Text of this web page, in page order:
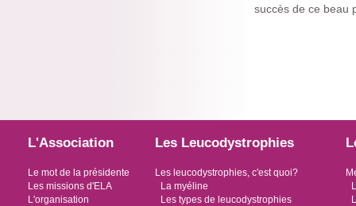
succès de ce beau
L'Association
Le mot de la présidente
Les missions d'ELA
L'organisation
Les Leucodystrophies
Les leucodystrophies, c'est quoi?
La myéline
Les types de leucodystrophies